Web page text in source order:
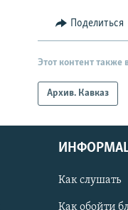
Поделиться
Этот контент также
Архив. Кавказ
Как слушать
Как обойти